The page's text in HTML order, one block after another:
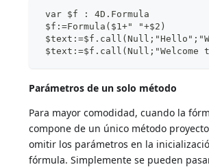
var $f : 4D.Formula
$f:=Formula($1+" "+$2)
$text:=$f.call(Null;"Welcome
Parámetros de un solo método
Para mayor comodidad, cuando la
compone de un único método
omitir los parámetros en la
fórmula. Simplemente se pueden